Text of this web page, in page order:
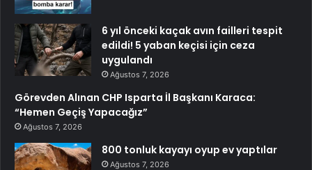
6 yıl önceki kaçak avın failleri tespit
edildi! 5 yaban keçisi için ceza
uygulandı
Ağustos 7, 2026
Görevden Alınan CHP Isparta İl Başkanı Karaca:
“Hemen Geçiş Yapacağız”
Ağustos 7, 2026
800 tonluk kayayı oyup ev yaptılar
Ağustos 7, 2026